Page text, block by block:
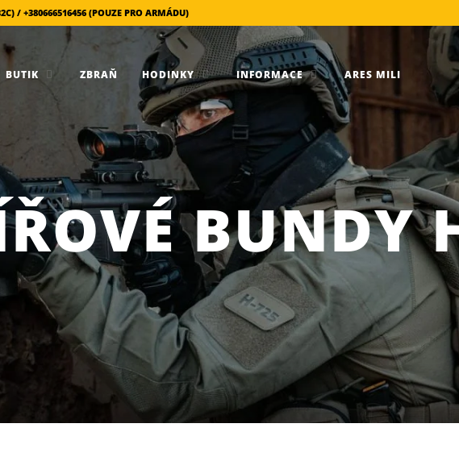
/ +380666516456 (POUZE PRO ARMÁDU)
BUTIK ZBRAŇ HODINKY INFORMACE ARES MILI
BUNDY